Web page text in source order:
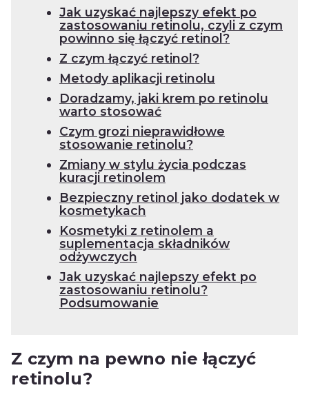
Jak uzyskać najlepszy efekt po
zastosowaniu retinolu, czyli z czym
powinno się łączyć retinol?
Z czym łączyć retinol?
Metody aplikacji retinolu
Doradzamy, jaki krem po retinolu
warto stosować
Czym grozi nieprawidłowe
stosowanie retinolu?
Zmiany w stylu życia podczas
kuracji retinolem
Bezpieczny retinol jako dodatek w
kosmetykach
Kosmetyki z retinolem a
suplementacja składników
odżywczych
Jak uzyskać najlepszy efekt po
zastosowaniu retinolu?
Podsumowanie
Z czym na pewno nie łączyć
retinolu?